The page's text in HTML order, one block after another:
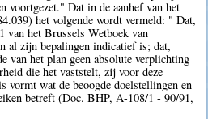
voortgezet." Dat in de aanhef van het
het volgende wordt vermeld: " Dat,
van het Brussels Wetboek van
al zijn bepalingen indicatief is; dat,
van het plan geen absolute verplichting
die het vaststelt, zij voor deze
vormt wat de beoogde doelstellingen en
betreft (Doc. BHP, A-108/1 - 90/91,